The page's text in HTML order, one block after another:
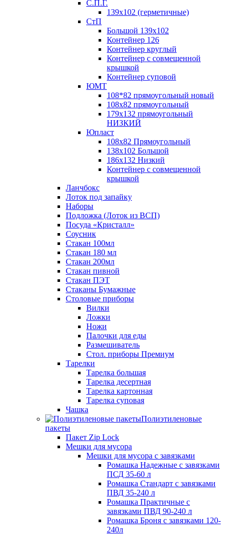
С.П.Г.
139х102 (герметичные)
СтП
Большой 139х102
Контейнер 126
Контейнер круглый
Контейнер с совмещенной
крышкой
Контейнер суповой
ЮМТ
108*82 прямоугольный новый
108х82 прямоугольный
179х132 прямоугольный
НИЗКИЙ
Юпласт
108х82 Прямоугольный
138х102 Большой
186х132 Низкий
Контейнер с совмещенной
крышкой
Ланчбокс
Лоток под запайку
Наборы
Подложка (Лоток из ВСП)
Посуда «Кристалл»
Соусник
Стакан 100мл
Стакан 180 мл
Стакан 200мл
Стакан пивной
Стакан ПЭТ
Стаканы Бумажные
Столовые приборы
Вилки
Ложки
Ножи
Палочки для еды
Размешиватель
Стол. приборы Премиум
Тарелки
Тарелка большая
Тарелка десертная
Тарелка картонная
Тарелка суповая
Чашка
Полиэтиленовые
пакеты
Пакет Zip Lock
Мешки для мусора
Мешки для мусора с завязками
Ромашка Надежные с завязками
ПСД 35-60 л
Ромашка Стандарт с завязками
ПВД 35-240 л
Ромашка Практичные с
завязками ПВД 90-240 л
Ромашка Броня с завязками 120-
240л